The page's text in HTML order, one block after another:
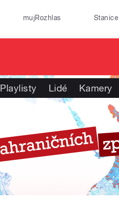
mujRozhlas Stanice
Playlisty Lidé Kamery